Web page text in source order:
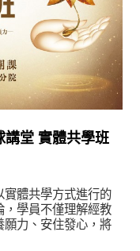
講堂 實體共學班
實體共學方式進行的
，學員不僅理解經教
願力、安住發心，將